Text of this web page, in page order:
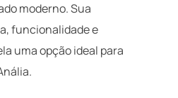
moderno. Sua
funcionalidade e
uma opção ideal para